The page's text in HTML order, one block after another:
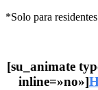
*Solo para
[su_animate
inline=»no»]